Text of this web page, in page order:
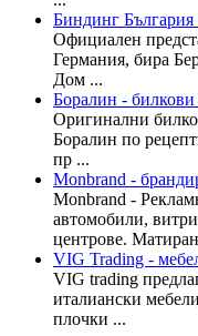
Биндинг
Официален
Германия, бира
Дом ...
Боралин -
Оригинални
Боралин по
пр ...
Monbrand -
Monbrand -
автомобили,
центрове.
VIG Trading -
VIG trading
италиански
плочки ...